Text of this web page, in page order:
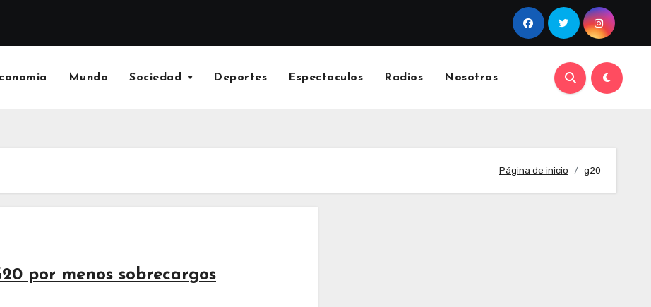
Mundo Sociedad Deportes Espectaculos Radios Nosotros
Página de inicio g20
por menos sobrecargos